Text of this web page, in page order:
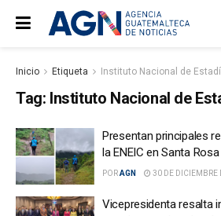
Inicio Etiqueta Instituto Nacional de
Tag: Instituto Nacional de
Presentan principales
la ENEIC en Santa Rosa
PORAGN 30 DE DICIEMBRE
Vicepresidenta resalta